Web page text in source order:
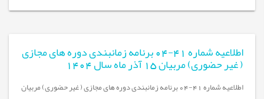
اطلاعیه شماره 41-04 برنامه زمانبندی دوره های مجازی
( غیر حضوری) مربیان 15 آذر ماه سال 1404
اطلاعیه شماره 41-04 برنامه زمانبندی دوره های مجازی ( غیر حضوری) مربیان